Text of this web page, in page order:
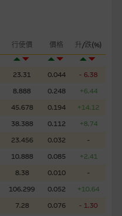
行使價 價格 升/跌(%)
23.31 0.044
- 6.38
8.888 0.248
+6.44
45.678 0.194
+14.12
38.388 0.112
+8.74
23.456 0.032
-
10.888 0.085
+2.41
8.38 0.010
-
106.299 0.052
+10.64
7.28 0.076
- 1.30
基於我們相信的假設及參
所用假設及參數並非唯一
，亦不保證任何所示的指示
不保證將來表現。網站內容
源，且均以真誠提供，然
站內容在任何用途上均完
用的的法律及/或法規所規
作為任何合約的根據，以購
。網站內容由麥格理集團所
現。